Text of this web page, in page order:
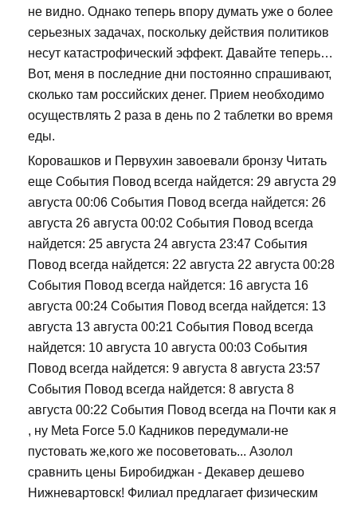
не видно. Однако теперь впору думать уже о более
серьезных задачах, поскольку действия политиков
несут катастрофический эффект. Давайте теперь…
Вот, меня в последние дни постоянно спрашивают,
сколько там российских денег. Прием необходимо
осуществлять 2 раза в день по 2 таблетки во время
еды.
Коровашков и Первухин завоевали бронзу Читать
еще События Повод всегда найдется: 29 августа 29
августа 00:06 События Повод всегда найдется: 26
августа 26 августа 00:02 События Повод всегда
найдется: 25 августа 24 августа 23:47 События
Повод всегда найдется: 22 августа 22 августа 00:28
События Повод всегда найдется: 16 августа 16
августа 00:24 События Повод всегда найдется: 13
августа 13 августа 00:21 События Повод всегда
найдется: 10 августа 10 августа 00:03 События
Повод всегда найдется: 9 августа 8 августа 23:57
События Повод всегда найдется: 8 августа 8
августа 00:22 События Повод всегда на Почти как я
, ну Meta Force 5.0 Кадников передумали-не
пустовать же,кого же посоветовать... Азолол
сравнить цены Биробиджан - Декавер дешево
Нижневартовск! Филиал предлагает физическим